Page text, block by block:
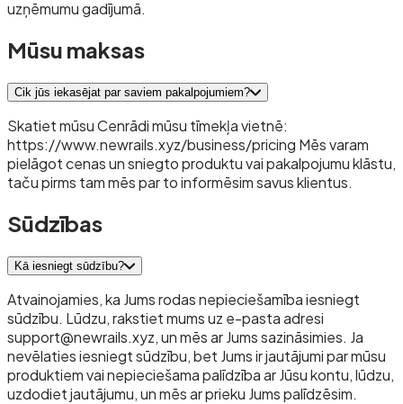
uzņēmumu gadījumā.
Mūsu maksas
Cik jūs iekasējat par saviem pakalpojumiem?
Skatiet mūsu Cenrādi mūsu tīmekļa vietnē:
https://www.newrails.xyz/business/pricing Mēs varam
pielāgot cenas un sniegto produktu vai pakalpojumu klāstu,
taču pirms tam mēs par to informēsim savus klientus.
Sūdzības
Kā iesniegt sūdzību?
Atvainojamies, ka Jums rodas nepieciešamība iesniegt
sūdzību. Lūdzu, rakstiet mums uz e-pasta adresi
support@newrails.xyz, un mēs ar Jums sazināsimies. Ja
nevēlaties iesniegt sūdzību, bet Jums ir jautājumi par mūsu
produktiem vai nepieciešama palīdzība ar Jūsu kontu, lūdzu,
uzdodiet jautājumu, un mēs ar prieku Jums palīdzēsim.